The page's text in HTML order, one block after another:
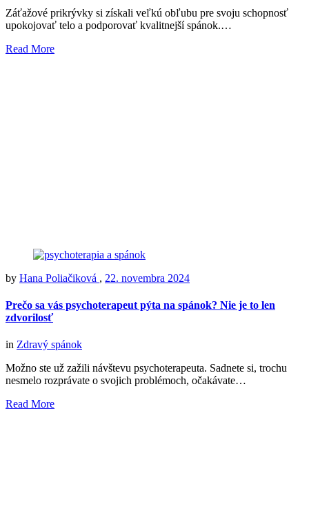
Záťažové prikrývky si získali veľkú obľubu pre svoju schopnosť
upokojovať telo a podporovať kvalitnejší spánok.…
Read More
by Hana Poliačiková , 22. novembra 2024
Prečo sa vás psychoterapeut pýta na spánok? Nie je to len
zdvorilosť
in Zdravý spánok
Možno ste už zažili návštevu psychoterapeuta. Sadnete si, trochu
nesmelo rozprávate o svojich problémoch, očakávate…
Read More